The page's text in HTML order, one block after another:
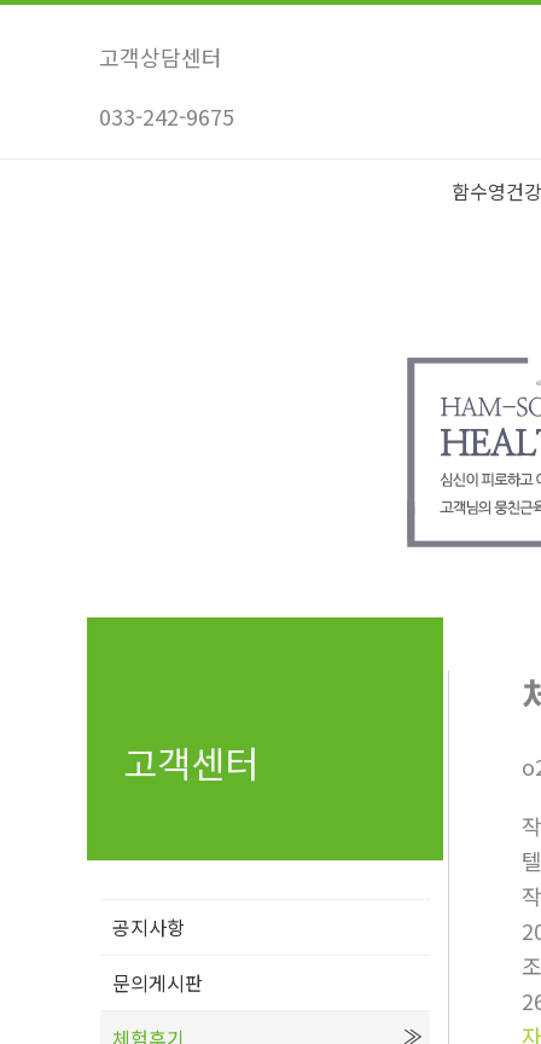
콘
고객상담센터
033-242-9675
함수영건
고객센터
공지사항
문의게시판
체험후기